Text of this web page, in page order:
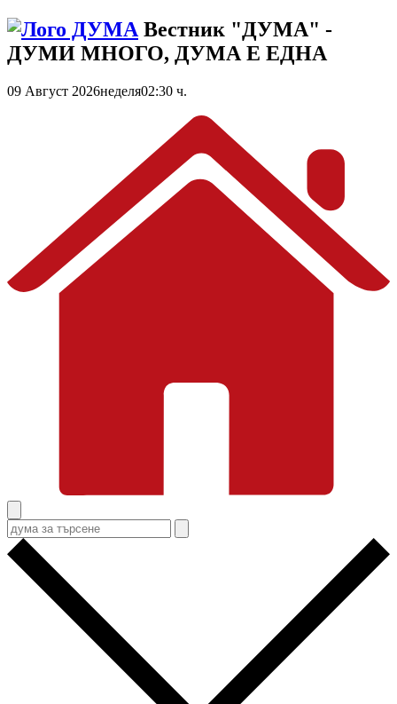
Вестник "ДУМА" -
ДУМИ МНОГО, ДУМА Е ЕДНА
09 Август 2026неделя02:30 ч.